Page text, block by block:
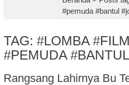
#pemuda #bantul
TAG: #LOMBA
#PEMUDA
Rangsang Lahirnya Bu